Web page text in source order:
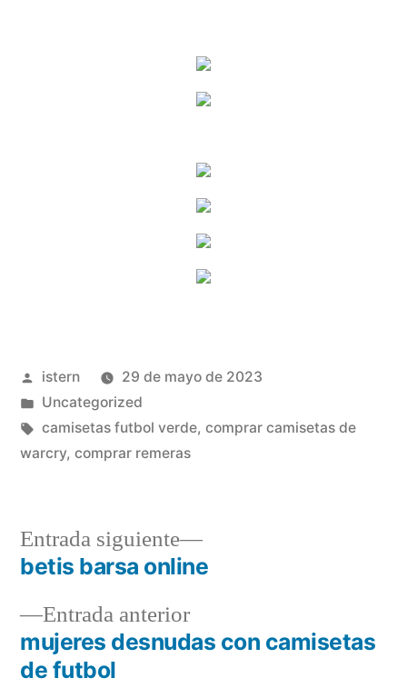
Publicado
por
istern
29 de mayo de 2023
Publicado
en
Uncategorized
Etiquetas:
camisetas futbol verde, comprar camisetas de
warcry, comprar remeras
Navegación
de
entradas
Entrada anteriorEntrada
anterior:
mujeres desnudas con camisetas
de futbol
Entrada siguiente
Entrada
siguiente:
betis barsa online